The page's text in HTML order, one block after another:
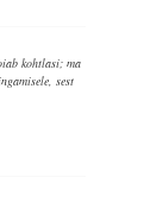
kohtlasi; ma
sest